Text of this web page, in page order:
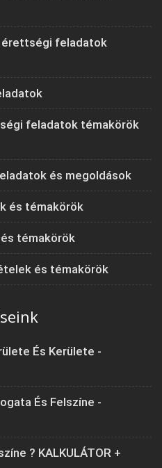
feladatok
feladatok témakörök
és megoldások
és témakörök
témakörök
és témakörök
És Kerülete -
És Felszíne -
? KALKULÁTOR +